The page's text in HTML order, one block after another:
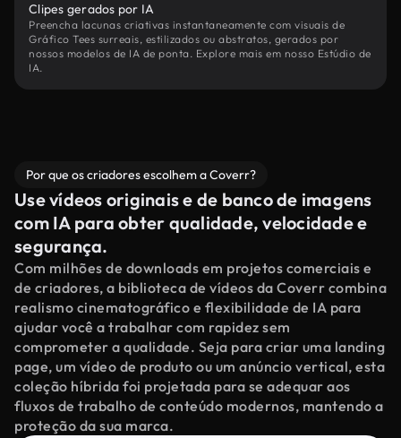
Clipes gerados por IA
Preencha lacunas criativas instantaneamente com visuais de
Gráfico Tees surreais, estilizados ou abstratos, gerados por
nossos modelos de IA de ponta. Explore mais em nosso Estúdio de
IA.
Por que os criadores escolhem a Coverr?
Use vídeos originais e de banco de imagens
com IA para obter qualidade, velocidade e
segurança.
Com milhões de downloads em projetos comerciais e
de criadores, a biblioteca de vídeos da Coverr combina
realismo cinematográfico e flexibilidade de IA para
ajudar você a trabalhar com rapidez sem
comprometer a qualidade. Seja para criar uma landing
page, um vídeo de produto ou um anúncio vertical, esta
coleção híbrida foi projetada para se adequar aos
fluxos de trabalho de conteúdo modernos, mantendo a
proteção da sua marca.